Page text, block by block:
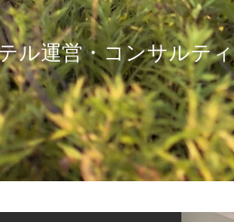
ル運営・コンサルテ